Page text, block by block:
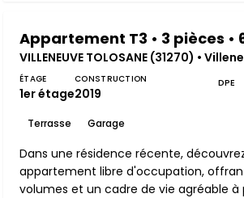
Appartement T3 • 3 pièces •
VILLENEUVE TOLOSANE (31270) •
ÉTAGE
1er étage
CONSTRUCTION
2019
Terrasse Garage
DPE
Dans une résidence récente,
appartement libre d'occupation,
volumes et un cadre de vie agréable à